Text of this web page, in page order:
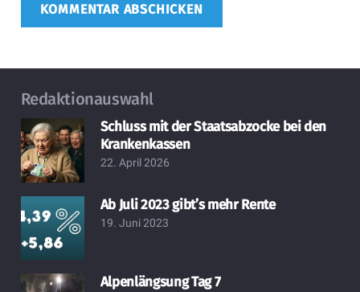
KOMMENTAR ABSCHICKEN
Redaktionauswahl
Schluss mit der Staatsabzocke bei den
Krankenkassen
22. April 2026
Ab Juli 2023 gibt’s mehr Rente
19. Juni 2023
Alpenlängsung Tag 7